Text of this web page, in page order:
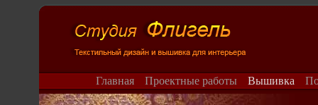
Главная Проектные работы Вышивка